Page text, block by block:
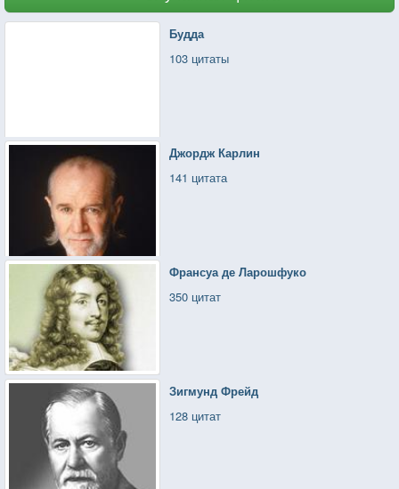
Будда
103 цитаты
Джордж Карлин
141 цитата
Франсуа де Ларошфуко
350 цитат
Зигмунд Фрейд
128 цитат